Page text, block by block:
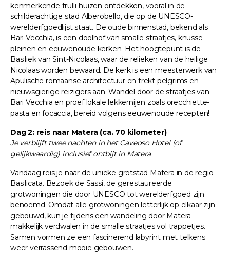
kenmerkende trulli-huizen ontdekken, vooral in de
schilderachtige stad Alberobello, die op de UNESCO-
werelderfgoedlijst staat. De oude binnenstad, bekend als
Bari Vecchia, is een doolhof van smalle straatjes, knusse
pleinen en eeuwenoude kerken. Het hoogtepunt is de
Basiliek van Sint-Nicolaas, waar de relieken van de heilige
Nicolaas worden bewaard. De kerk is een meesterwerk van
Apulische romaanse architectuur en trekt pelgrims en
nieuwsgierige reizigers aan. Wandel door de straatjes van
Bari Vecchia en proef lokale lekkernijen zoals orecchiette-
pasta en focaccia, bereid volgens eeuwenoude recepten!
Dag 2: reis naar Matera (ca. 70 kilometer)
Je verblijft twee nachten in het Caveoso Hotel (of
gelijkwaardig) inclusief ontbijt in Matera
Vandaag reis je naar de unieke grotstad Matera in de regio
Basilicata. Bezoek de Sassi, de gerestaureerde
grotwoningen die door UNESCO tot werelderfgoed zijn
benoemd. Omdat alle grotwoningen letterlijk op elkaar zijn
gebouwd, kun je tijdens een wandeling door Matera
makkelijk verdwalen in de smalle straatjes vol trappetjes.
Samen vormen ze een fascinerend labyrint met telkens
weer verrassend mooie gebouwen.